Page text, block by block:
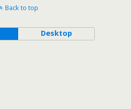
Back to top
Desktop